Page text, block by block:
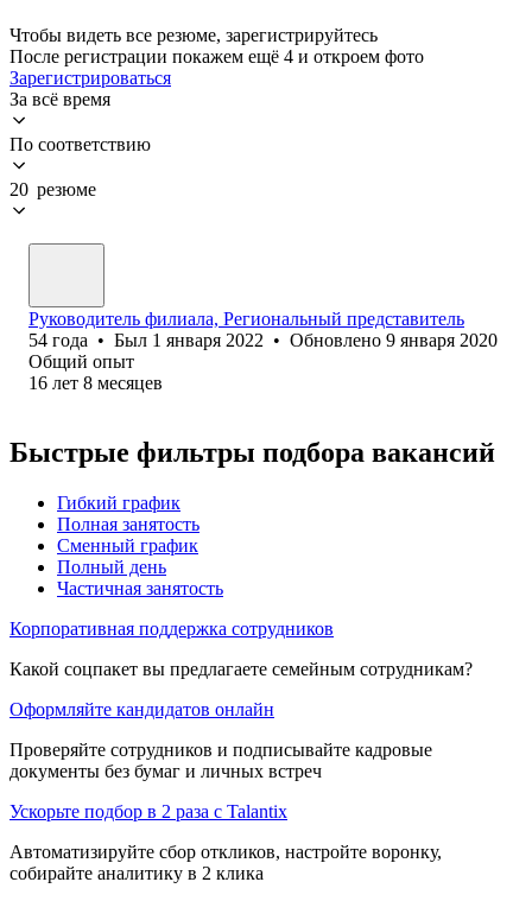
Чтобы видеть все резюме, зарегистрируйтесь
После регистрации покажем ещё 4 и откроем фото
Зарегистрироваться
За всё время
По соответствию
20 резюме
Руководитель филиала, Региональный представитель
54 года • Был 1 января 2022 • Обновлено 9 января 2020
Общий опыт
16 лет 8 месяцев
Быстрые фильтры подбора вакансий
Гибкий график
Полная занятость
Сменный график
Полный день
Частичная занятость
Корпоративная поддержка сотрудников
Какой соцпакет вы предлагаете семейным сотрудникам?
Оформляйте кандидатов онлайн
Проверяйте сотрудников и подписывайте кадровые
документы без бумаг и личных встреч
Ускорьте подбор в 2 раза с Talantix
Автоматизируйте сбор откликов, настройте воронку,
собирайте аналитику в 2 клика